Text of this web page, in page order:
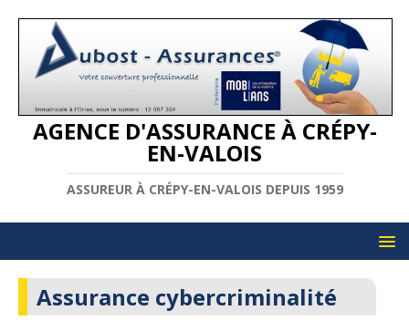
AGENCE D'ASSURANCE À CRÉPY-
EN-VALOIS
ASSUREUR À CRÉPY-EN-VALOIS DEPUIS 1959
Assurance cybercriminalité